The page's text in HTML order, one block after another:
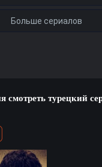
смотреть турецкий